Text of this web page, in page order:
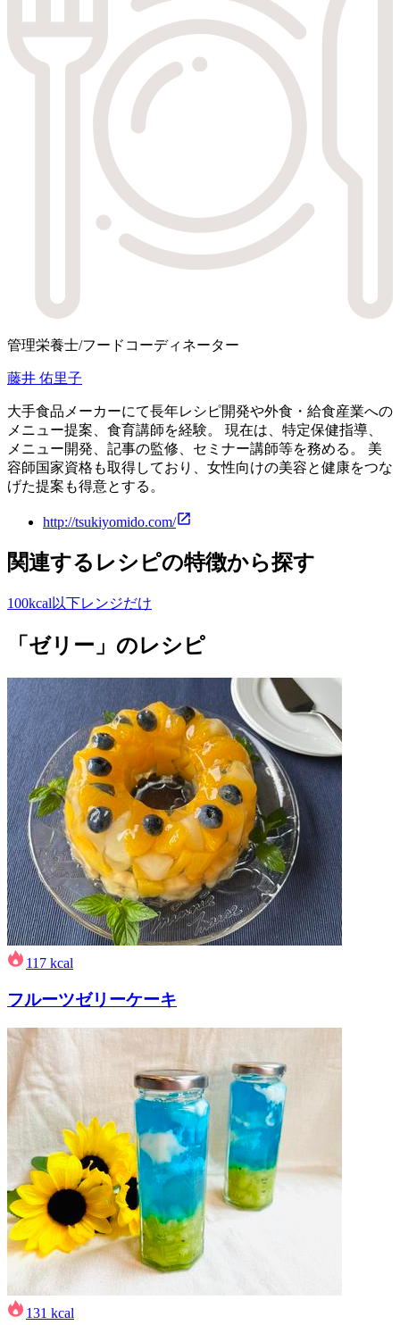
管理栄養士/フードコーディネーター
藤井 佑里子
大手食品メーカーにて長年レシピ開発や外食・給食産業への
メニュー提案、食育講師を経験。 現在は、特定保健指導、
メニュー開発、記事の監修、セミナー講師等を務める。 美
容師国家資格も取得しており、女性向けの美容と健康をつな
げた提案も得意とする。
http://tsukiyomido.com/
関連するレシピの特徴から探す
100kcal以下レンジだけ
「ゼリー」のレシピ
117 kcal
フルーツゼリーケーキ
131 kcal